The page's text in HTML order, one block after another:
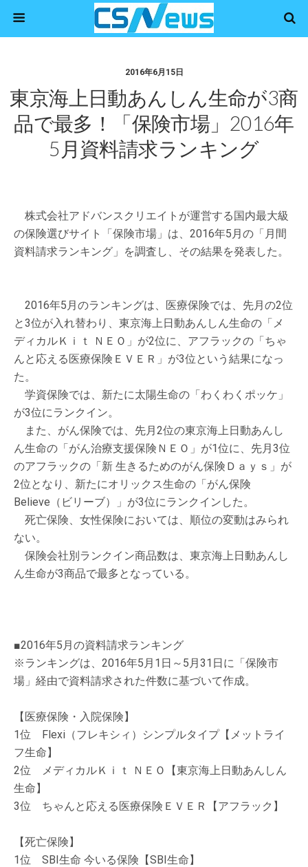
2016年6月15日
東京海上日動あんしん生命が3商
品で最多！「保険市場」2016年
5月資料請求ランキング
株式会社アドバンスクリエイトが運営する国内最大級
の保険選びサイト「保険市場」は、2016年5月の「月間
資料請求ランキング」を調査し、その結果を発表した。
2016年5月のランキングは、医療保険では、先月の2位
と3位が入れ替わり、東京海上日動あんしん生命の「メ
ディカルＫｉｔ ＮＥＯ」が2位に、アフラックの「ちゃ
んと応える医療保険ＥＶＥＲ」が3位という結果になっ
た。
学資保険では、新たに太陽生命の「わくわくポッケ」
が3位にランクイン。
また、がん保険では、先月2位の東京海上日動あんし
ん生命の「がん治療支援保険ＮＥＯ」が1位に、先月3位
のアフラックの「新 生きるためのがん保険Ｄａｙｓ」が
2位となり、新たにオリックス生命の「がん保険
Believe（ビリーブ）」が3位にランクインした。
死亡保険、女性保険においては、順位の変動はみられ
ない。
保険会社別ランクイン商品数は、東京海上日動あんし
ん生命が3商品で最多となっている。
■2016年5月の資料請求ランキング
※ランキングは、2016年5月1日～5月31日に「保険市
場」経由で資料請求された件数に基づいて作成。
【医療保険・入院保険】
1位 Flexi（フレキシィ）シンプルタイプ【メットライ
フ生命】
2位 メディカルＫｉｔ ＮＥＯ【東京海上日動あんしん
生命】
3位 ちゃんと応える医療保険ＥＶＥＲ【アフラック】
【死亡保険】
1位 SBI生命 今いる保険【SBI生命】